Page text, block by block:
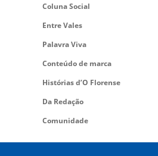
Coluna Social
Entre Vales
Palavra Viva
Conteúdo de marca
Histórias d’O Florense
Da Redação
Comunidade